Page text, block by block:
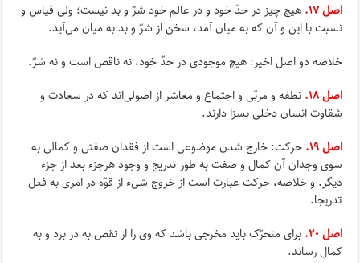
اصل ۱۷.
هیچ چیز در حدّ خود و در عالم خود شرّ و بد نیست؛ ولى قیاس و
نسبت با این و آن که به میان آمد، سخن از شرّ و بد به میان مى‌آید.
خلاصه دو اصل اخیر: هیچ موجودى در حدّ خود، نه ناقص است و نه شرّ.
اصل ۱۸.
نطفه و مربّى و اجتماع و معاشر از اصولى‌اند که در سعادت و
شقاوت انسان دخلى بسزا دارند.
اصل ۱۹.
حرکت: خارج شدن موضوعى است از فقدان صفتى و کمالى به
سوى وجدان آن کمال و صفت به طور تدریج و وجود هرجزء بعد از جزء
دیگر. و خلاصه، حرکت عبارت است از خروج شى‌ء از قوّه در امرى به فعل
تدریجا.
اصل ۲۰.
براى متحرّک باید مخرجى باشد که وى را از نقص به در برد و به
کمال رساند.